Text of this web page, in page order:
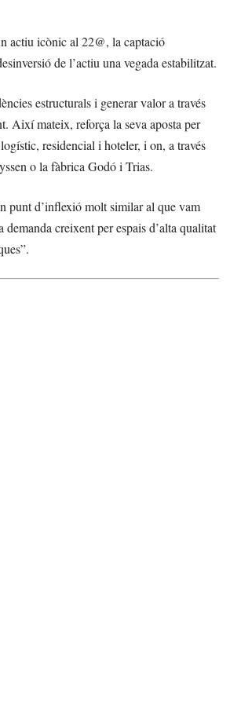
actiu icònic al 22@, la captació
de l’actiu una vegada estabilitzat.
estructurals i generar valor a través
Així mateix, reforça la seva aposta per
residencial i hoteler, i on, a través
o la fàbrica Godó i Trias.
punt d’inflexió molt similar al que vam
creixent per espais d’alta qualitat